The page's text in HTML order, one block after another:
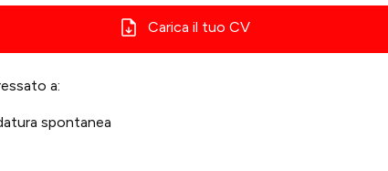
Carica il tuo CV
a:
spontanea